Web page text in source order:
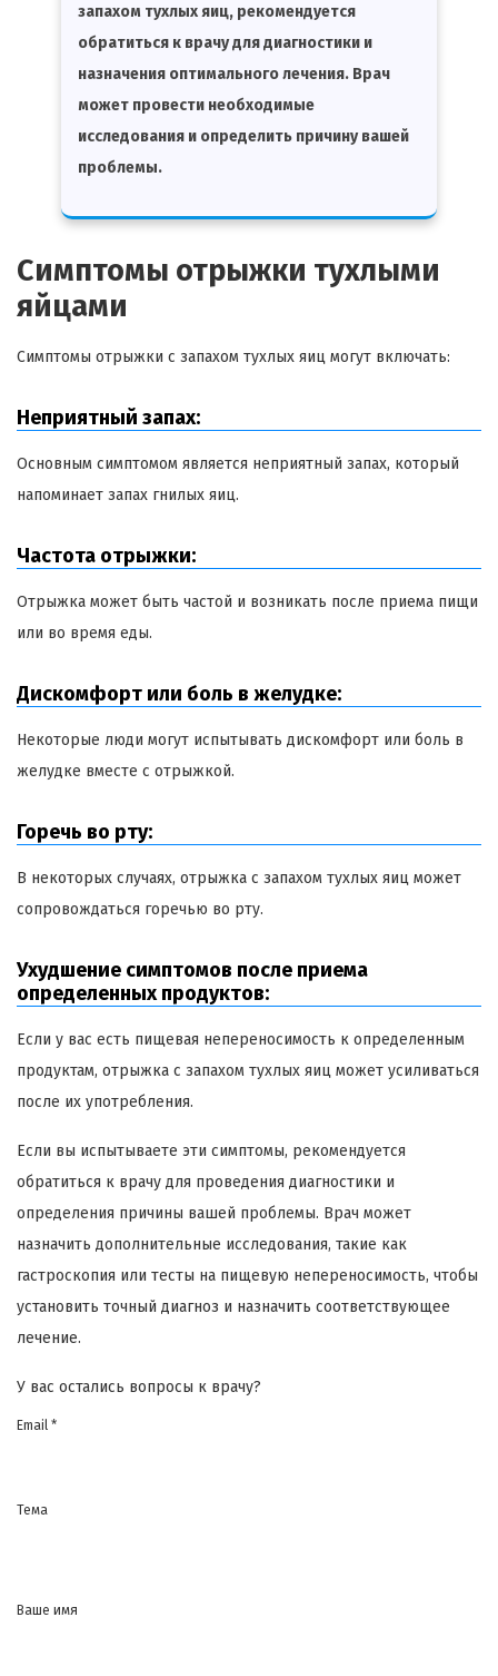
запахом тухлых яиц, рекомендуется
обратиться к врачу для диагностики и
назначения оптимального лечения. Врач
может провести необходимые
исследования и определить причину вашей
проблемы.
Симптомы отрыжки тухлыми
яйцами
Симптомы отрыжки с запахом тухлых яиц могут включать:
Неприятный запах:
Основным симптомом является неприятный запах, который
напоминает запах гнилых яиц.
Частота отрыжки:
Отрыжка может быть частой и возникать после приема пищи
или во время еды.
Дискомфорт или боль в желудке:
Некоторые люди могут испытывать дискомфорт или боль в
желудке вместе с отрыжкой.
Горечь во рту:
В некоторых случаях, отрыжка с запахом тухлых яиц может
сопровождаться горечью во рту.
Ухудшение симптомов после приема
определенных продуктов:
Если у вас есть пищевая непереносимость к определенным
продуктам, отрыжка с запахом тухлых яиц может усиливаться
после их употребления.
Если вы испытываете эти симптомы, рекомендуется
обратиться к врачу для проведения диагностики и
определения причины вашей проблемы. Врач может
назначить дополнительные исследования, такие как
гастроскопия или тесты на пищевую непереносимость, чтобы
установить точный диагноз и назначить соответствующее
лечение.
У вас остались вопросы к врачу?
Email *
Тема
Ваше имя